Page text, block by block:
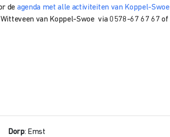
de agenda met alle activiteiten van Koppel-Swoe
van Koppel-Swoe via 0578-67 67 67 of
Dorp: Emst